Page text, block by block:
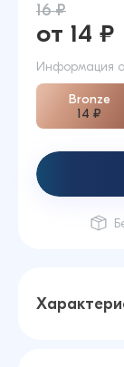
16 ₽
от 14 ₽
Информация
Bronze
14 ₽